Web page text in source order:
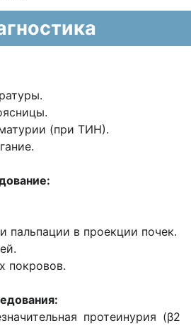
(при ТИН).
пальпации в проекции почек.
покровов.
протеинурия (β2